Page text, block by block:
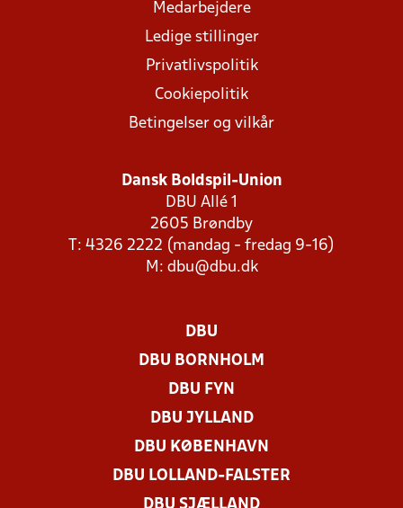
Medarbejdere
Ledige stillinger
Privatlivspolitik
Cookiepolitik
Betingelser og vilkår
Dansk Boldspil-Union
DBU Allé 1
2605 Brøndby
T: 4326 2222 (mandag - fredag 9-16)
M: dbu@dbu.dk
DBU
DBU BORNHOLM
DBU FYN
DBU JYLLAND
DBU KØBENHAVN
DBU LOLLAND-FALSTER